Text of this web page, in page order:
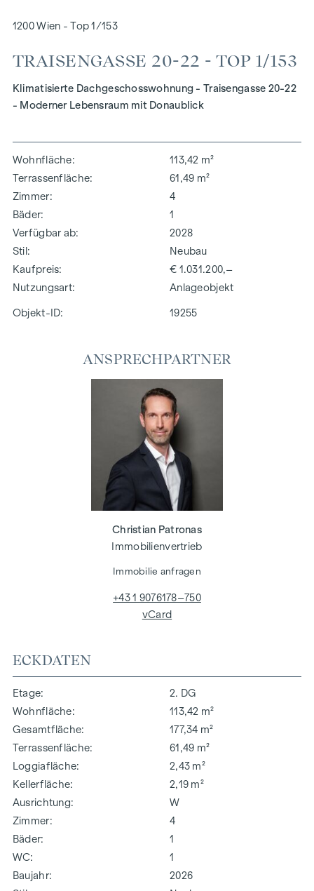
1200 Wien - Top 1/153
TRAISENGASSE 20-22 - TOP 1/153
Klimatisierte Dachgeschosswohnung - Traisengasse 20-22
- Moderner Lebensraum mit Donaublick
Wohnfläche
113,42 m²
Terrassenfläche
61,49 m²
Zimmer
4
Bäder
1
Verfügbar ab
2028
Stil
Neubau
Kaufpreis
€ 1.031.200,–
Nutzungsart
Anlageobjekt
Objekt-ID: 19255
ECKDATEN
Etage
2. DG
Wohnfläche
113,42 m²
Gesamtfläche
177,34 m²
Terrassenfläche
61,49 m²
Loggiafläche
2,43 m²
Kellerfläche
2,19 m²
Ausrichtung
W
Zimmer
4
Bäder
1
WC
1
Baujahr
2026
ANSPRECHPARTNER
Christian Patronas
Immobilienvertrieb
Immobilie anfragen
+43 1 9076178–750
vCard